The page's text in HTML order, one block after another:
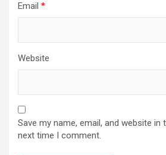
Email *
Website
Save my name, email, and website
next time I comment.